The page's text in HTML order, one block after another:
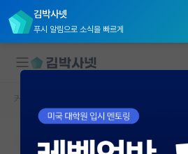
김박사넷
푸시 알림으로 소식을 빠르게
대학원생 모집
국내대학원 정보
커뮤니티 홈
본문이 수정되지 않는 박제글입니다.